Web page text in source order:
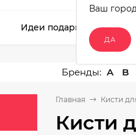
Ваш город
Идеи подарков!
A B
Главная Кисти
Кисти